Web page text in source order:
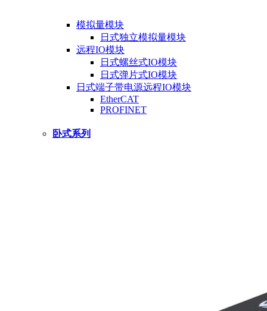
模拟量模块
日式独立模拟量模块
远程IO模块
日式螺丝式IO模块
日式弹片式IO模块
日式端子带电源远程IO模块
EtherCAT
PROFINET
卧式系列